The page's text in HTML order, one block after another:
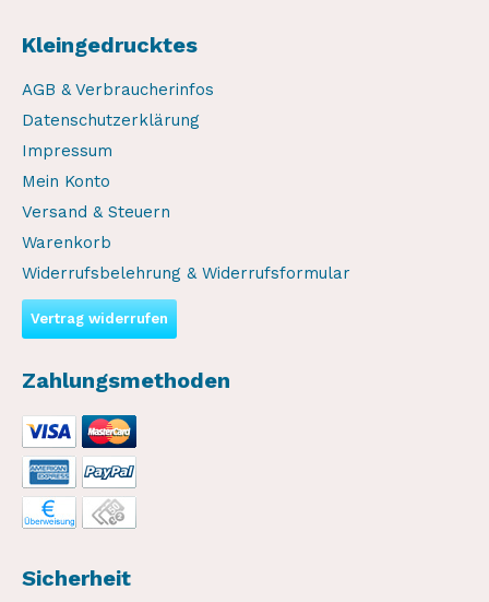
Kleingedrucktes
AGB & Verbraucherinfos
Datenschutzerklärung
Impressum
Mein Konto
Versand & Steuern
Warenkorb
Widerrufsbelehrung & Widerrufsformular
Vertrag widerrufen
Zahlungsmethoden
Sicherheit